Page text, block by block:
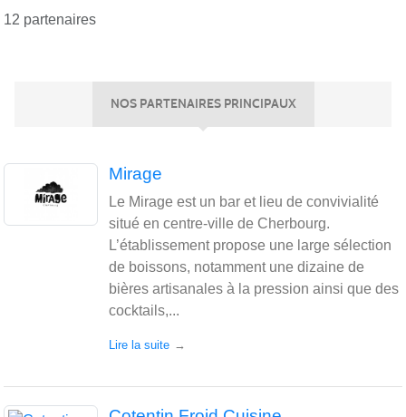
12 partenaires
NOS PARTENAIRES PRINCIPAUX
Mirage
Le Mirage est un bar et lieu de convivialité
situé en centre-ville de Cherbourg.
L’établissement propose une large sélection
de boissons, notamment une dizaine de
bières artisanales à la pression ainsi que des
cocktails,...
Lire la suite